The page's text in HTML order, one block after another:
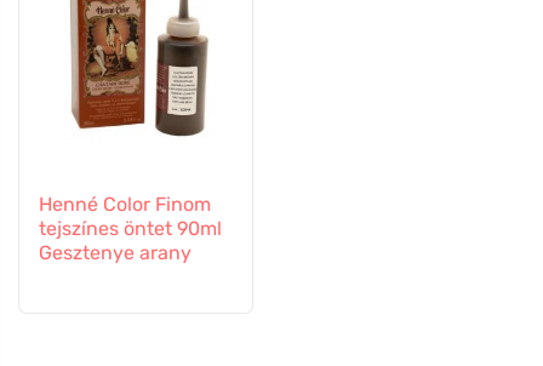
Henné Color Finom
tejszínes öntet 90ml
Gesztenye arany